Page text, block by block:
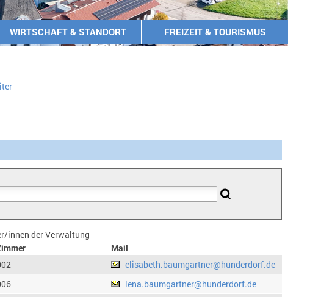
WIRTSCHAFT & STANDORT FREIZEIT & TOURISMUS
innen der Verwaltung
Mail
elisabeth.baumgartner@hunderdorf.de
lena.baumgartner@hunderdorf.de